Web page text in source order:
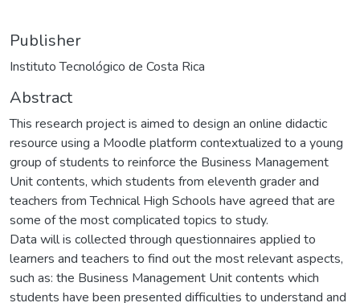
Publisher
Instituto Tecnológico de Costa Rica
Abstract
This research project is aimed to design an online didactic
resource using a Moodle platform contextualized to a young
group of students to reinforce the Business Management
Unit contents, which students from eleventh grader and
teachers from Technical High Schools have agreed that are
some of the most complicated topics to study.
Data will is collected through questionnaires applied to
learners and teachers to find out the most relevant aspects,
such as: the Business Management Unit contents which
students have been presented difficulties to understand and